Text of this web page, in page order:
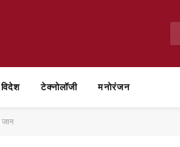
विदेश टेक्नोलॉजी मनोरंजन
जान